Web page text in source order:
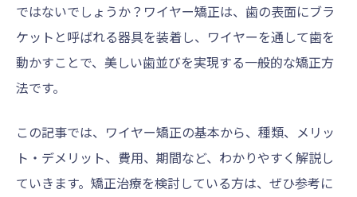
ではないでしょうか？ワイヤー矯正は、歯の表面にブラ
ケットと呼ばれる器具を装着し、ワイヤーを通して歯を
動かすことで、美しい歯並びを実現する一般的な矯正方
法です。
この記事では、ワイヤー矯正の基本から、種類、メリッ
ト・デメリット、費用、期間など、わかりやすく解説し
ていきます。矯正治療を検討している方は、ぜひ参考に